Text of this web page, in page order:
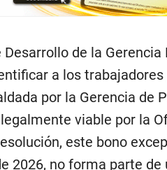
de la
a los
por la Gerencia de
viable por la
este bono
2026, no forma parte de